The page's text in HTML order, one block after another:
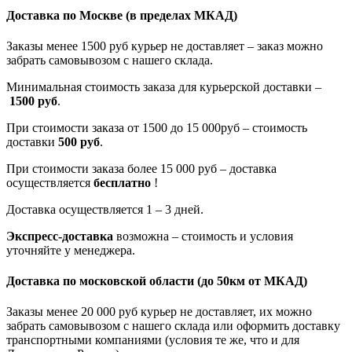
Доставка по Москве (в пределах МКАД)
Заказы менее 1500 руб курьер не доставляет – заказ можно
забрать самовывозом с нашего склада.
Минимальная стоимость заказа для курьерской доставки –
1500 руб.
При стоимости заказа от 1500 до 15 000руб – стоимость
доставки 500 руб.
При стоимости заказа более 15 000 руб – доставка
осуществляется бесплатно !
Доставка осуществляется 1 – 3 дней.
Экспресс-доставка возможна – стоимость и условия
уточняйте у менеджера.
Доставка по московской области (до 50км от МКАД)
Заказы менее 20 000 руб курьер не доставляет, их можно
забрать самовывозом с нашего склада или оформить доставку
транспортными компаниями (условия те же, что и для